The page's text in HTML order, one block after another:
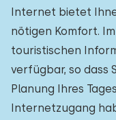
Internet bietet
nötigen Komfort.
touristischen
verfügbar, so dass
Planung Ihres
Internetzugang